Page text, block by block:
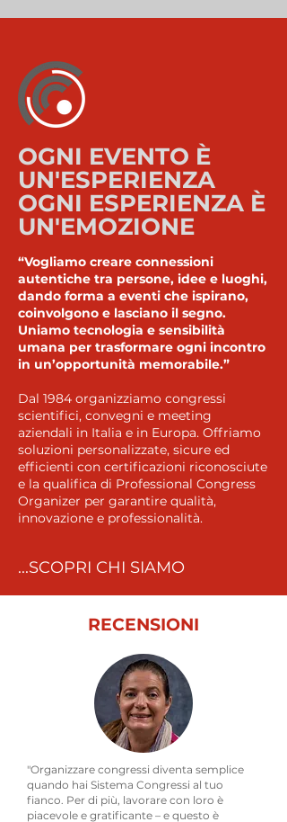
OGNI EVENTO È
UN'ESPERIENZA
OGNI ESPERIENZA È
UN'EMOZIONE
“Vogliamo creare connessioni
autentiche tra persone, idee e luoghi,
dando forma a eventi che ispirano,
coinvolgono e lasciano il segno.
Uniamo tecnologia e sensibilità
umana per trasformare ogni incontro
in un’opportunità memorabile.”
Dal 1984 organizziamo congressi
scientifici, convegni e meeting
aziendali in Italia e in Europa. Offriamo
soluzioni personalizzate, sicure ed
efficienti con certificazioni riconosciute
e la qualifica di Professional Congress
Organizer per garantire qualità,
innovazione e professionalità.
...SCOPRI CHI SIAMO
RECENSIONI
"Organizzare congressi diventa semplice
quando hai Sistema Congressi al tuo
fianco. Per di più, lavorare con loro è
piacevole e gratificante – e questo è